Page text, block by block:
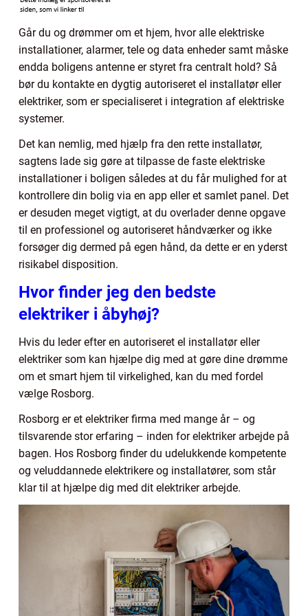
Går du og drømmer om et hjem, hvor alle elektriske
installationer, alarmer, tele og data enheder samt måske
endda boligens antenne er styret fra centralt hold? Så
bør du kontakte en dygtig autoriseret el installatør eller
elektriker, som er specialiseret i integration af elektriske
systemer.
Det kan nemlig, med hjælp fra den rette installatør,
sagtens lade sig gøre at tilpasse de faste elektriske
installationer i boligen således at du får mulighed for at
kontrollere din bolig via en app eller et samlet panel. Det
er desuden meget vigtigt, at du overlader denne opgave
til en professionel og autoriseret håndværker og ikke
forsøger dig dermed på egen hånd, da dette er en yderst
risikabel disposition.
Hvor finder jeg den bedste
elektriker i åbyhøj?
Hvis du leder efter en autoriseret el installatør eller
elektriker som kan hjælpe dig med at gøre dine drømme
om et smart hjem til virkelighed, kan du med fordel
vælge Rosborg.
Rosborg er et elektriker firma med mange år – og
tilsvarende stor erfaring – inden for elektriker arbejde på
bagen. Hos Rosborg finder du udelukkende kompetente
og veluddannede elektrikere og installatører, som står
klar til at hjælpe dig med dit elektriker arbejde.